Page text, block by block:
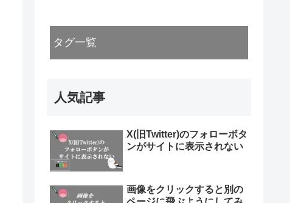
タグ一覧
人気記事
X(旧Twitter)のフォローボタ
ンがサイトに表示されない
画像をクリックすると別の